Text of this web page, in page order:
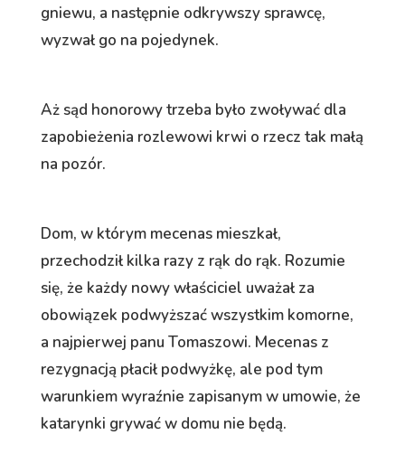
gniewu, a następnie odkrywszy sprawcę,
wyzwał go na pojedynek.
Aż sąd honorowy trzeba było zwoływać dla
zapobieżenia rozlewowi krwi o rzecz tak małą
na pozór.
Dom, w którym mecenas mieszkał,
przechodził kilka razy z rąk do rąk. Rozumie
się, że każdy nowy właściciel uważał za
obowiązek podwyższać wszystkim komorne,
a najpierwej panu Tomaszowi. Mecenas z
rezygnacją płacił podwyżkę, ale pod tym
warunkiem wyraźnie zapisanym w umowie, że
katarynki grywać w domu nie będą.